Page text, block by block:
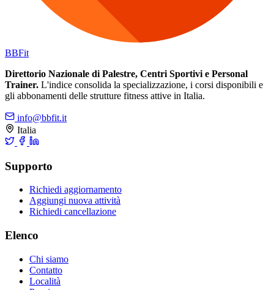
BBFit
Direttorio Nazionale di Palestre, Centri Sportivi e Personal
Trainer. L'indice consolida la specializzazione, i corsi disponibili e
gli abbonamenti delle strutture fitness attive in Italia.
info@bbfit.it
Italia
Supporto
Richiedi aggiornamento
Aggiungi nuova attività
Richiedi cancellazione
Elenco
Chi siamo
Contatto
Località